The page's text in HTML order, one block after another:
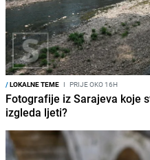
/LOKALNE TEME I PRIJE OKO 16H
Fotografije iz Sarajeva koje
izgleda ljeti?